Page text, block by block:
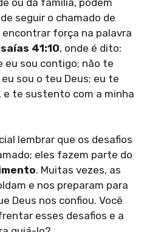
seguir o chamado de
força na palavra
41:10, onde é dito:
eu sou contigo; não te
sou o teu Deus; eu te
e te sustento com a minha
lembrar que os desafios
eles fazem parte do
. Muitas vezes, as
e nos preparam para
Deus nos confiou. Você
esses desafios e a